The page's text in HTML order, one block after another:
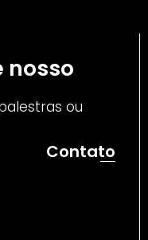
nosso
ou
Contato